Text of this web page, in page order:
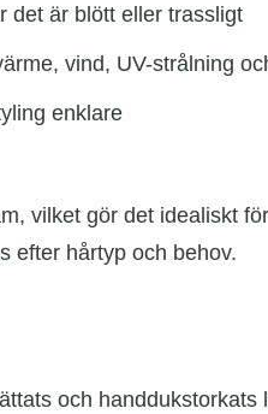
det är blött eller trassligt
vind, UV-strålning
enklare
vilket gör det idealiskt
efter hårtyp och behov.
och